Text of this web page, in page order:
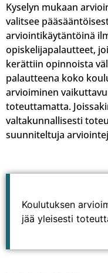
Kyselyn mukaan
valitsee
arviointikäytäntöinä
opiskelijapalautteet,
kerättiin opinnoista
palautteena koko
arvioiminen
toteuttamatta.
valtakunnallisesti
suunniteltuja
Koulutuksen
jää yleisesti